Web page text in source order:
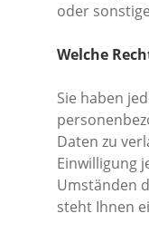
oder
Welche
Sie haben
Daten zu
Einwilligung
Umständen
steht Ihnen